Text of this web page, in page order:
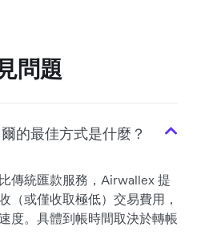
問題
的最佳方式是什麼？
傳統匯款服務，Airwallex 提
（或僅收取極低）交易費用，
度。具體到帳時間取決於轉帳